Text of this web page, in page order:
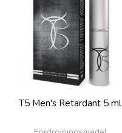
T5 Men's Retardant 5 ml